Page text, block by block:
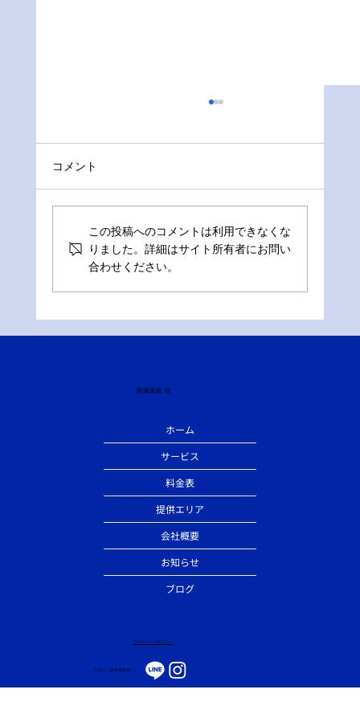
【東京城東エリア】葛飾・江戸川・足
コメント
この投稿へのコメントは利用できなくな
りました。詳細はサイト所有者にお問い
合わせください。
新築美装 朔
ホーム
サービス
料金表
提供エリア
会社概要
お知らせ
ブログ
​プライバシーポリシー
© 2022 新築美装 朔